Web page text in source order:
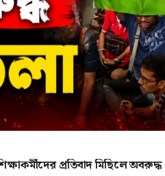
প্রতিবাদ মিছিলে অবরুদ্ধ